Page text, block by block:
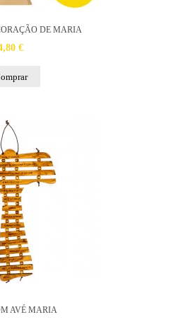
DE MARIA
€
AVÉ MARIA